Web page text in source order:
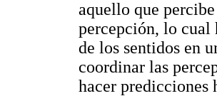
aquello que
percepción, lo
de los sentidos en
coordinar las
hacer predicciones